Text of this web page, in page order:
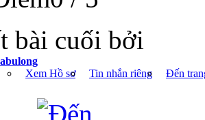
bài cuối bởi
Xem Hồ sơ
Tin nhắn riêng Đến